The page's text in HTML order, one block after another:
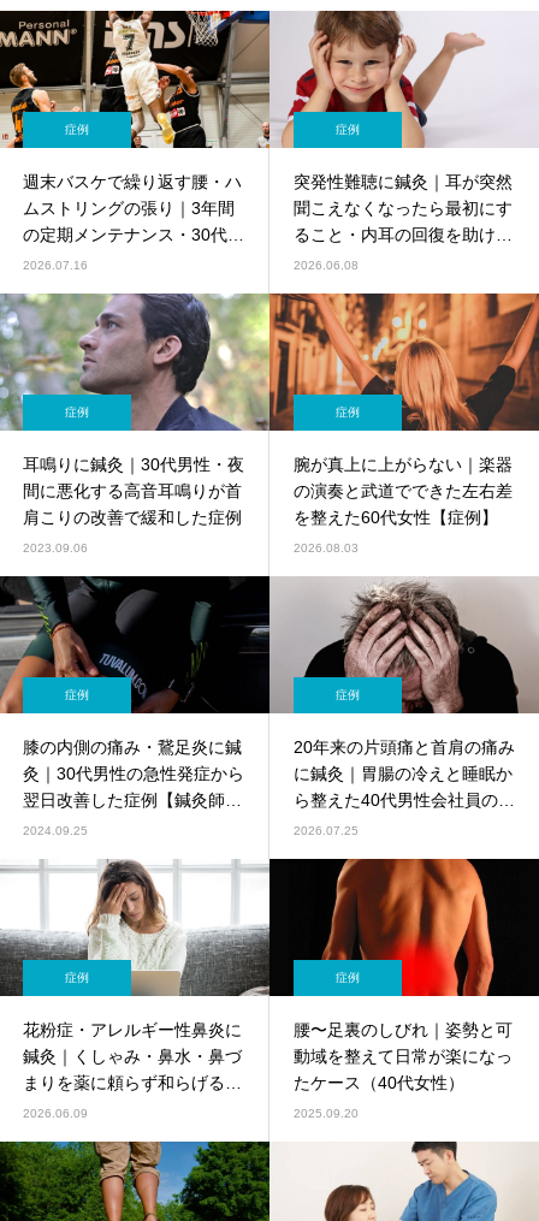
症例
週末バスケで繰り返す腰・ハ
ムストリングの張り｜3年間
の定期メンテナンス・30代男
性営業職【症例】
2026.07.16
症例
突発性難聴に鍼灸｜耳が突然
聞こえなくなったら最初にす
ること・内耳の回復を助ける
東洋医学アプローチ【鍼灸師
2026.06.08
症例
耳鳴りに鍼灸｜30代男性・夜
間に悪化する高音耳鳴りが首
肩こりの改善で緩和した症例
2023.09.06
症例
腕が真上に上がらない｜楽器
の演奏と武道でできた左右差
を整えた60代女性【症例】
2026.08.03
症例
膝の内側の痛み・鵞足炎に鍼
灸｜30代男性の急性発症から
翌日改善した症例【鍼灸師監
修】
2024.09.25
症例
20年来の片頭痛と首肩の痛み
に鍼灸｜胃腸の冷えと睡眠か
ら整えた40代男性会社員の経
過【症例】
2026.07.25
症例
花粉症・アレルギー性鼻炎に
鍼灸｜くしゃみ・鼻水・鼻づ
まりを薬に頼らず和らげる東
洋医学アプローチ【鍼灸師監
2026.06.09
症例
腰〜足裏のしびれ｜姿勢と可
動域を整えて日常が楽になっ
たケース（40代女性）
2025.09.20